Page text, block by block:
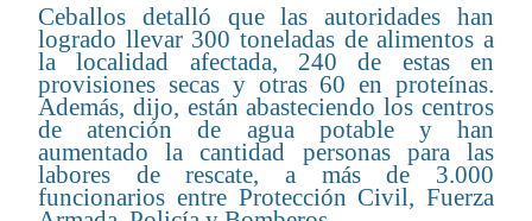
Ceballos detalló que las autoridades han
logrado llevar 300 toneladas de alimentos a
la localidad afectada, 240 de estas en
provisiones secas y otras 60 en proteínas.
Además, dijo, están abasteciendo los centros
de atención de agua potable y han
aumentado la cantidad personas para las
labores de rescate, a más de 3.000
funcionarios entre Protección Civil, Fuerza